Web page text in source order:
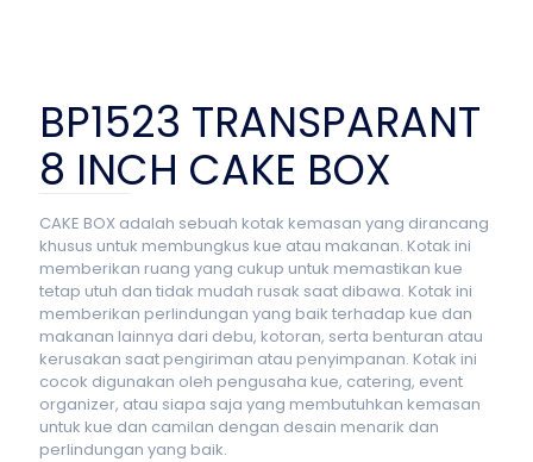
BP1523 TRANSPARANT
8 INCH CAKE BOX
CAKE BOX adalah sebuah kotak kemasan yang dirancang
khusus untuk membungkus kue atau makanan. Kotak ini
memberikan ruang yang cukup untuk memastikan kue
tetap utuh dan tidak mudah rusak saat dibawa. Kotak ini
memberikan perlindungan yang baik terhadap kue dan
makanan lainnya dari debu, kotoran, serta benturan atau
kerusakan saat pengiriman atau penyimpanan. Kotak ini
cocok digunakan oleh pengusaha kue, catering, event
organizer, atau siapa saja yang membutuhkan kemasan
untuk kue dan camilan dengan desain menarik dan
perlindungan yang baik.